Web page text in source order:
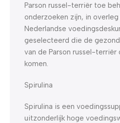
Parson russel-terriër toe
onderzoeken zijn, in
Nederlandse
geselecteerd die de
van de Parson russel-
komen.
Spirulina
Spirulina is een
uitzonderlijk hoge